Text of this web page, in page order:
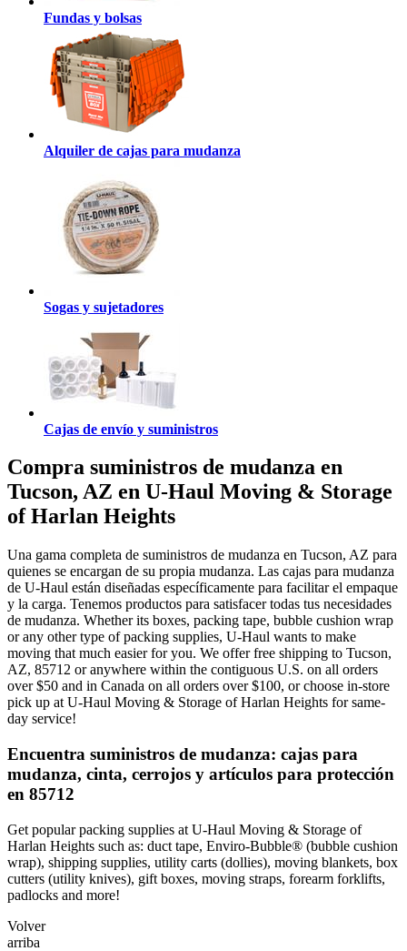
Fundas y bolsas
Alquiler de cajas para mudanza
Sogas y sujetadores
Cajas de envío y suministros
Compra suministros de mudanza en
Tucson, AZ en U-Haul Moving & Storage
of Harlan Heights
Una gama completa de suministros de mudanza en Tucson, AZ para
quienes se encargan de su propia mudanza. Las cajas para mudanza
de U-Haul están diseñadas específicamente para facilitar el empaque
y la carga. Tenemos productos para satisfacer todas tus necesidades
de mudanza. Whether its boxes, packing tape, bubble cushion wrap
or any other type of packing supplies, U-Haul wants to make
moving that much easier for you. We offer free shipping to Tucson,
AZ, 85712 or anywhere within the contiguous U.S. on all orders
over $50 and in Canada on all orders over $100, or choose in-store
pick up at U-Haul Moving & Storage of Harlan Heights for same-
day service!
Encuentra suministros de mudanza: cajas para
mudanza, cinta, cerrojos y artículos para protección
en 85712
Get popular packing supplies at U-Haul Moving & Storage of
Harlan Heights such as: duct tape, Enviro-Bubble® (bubble cushion
wrap), shipping supplies, utility carts (dollies), moving blankets, box
cutters (utility knives), gift boxes, moving straps, forearm forklifts,
padlocks and more!
Volver
arriba